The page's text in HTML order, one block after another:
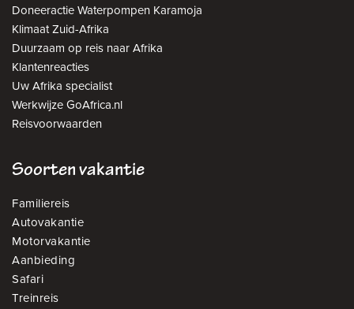
Doneeractie Waterpompen Karamoja
Klimaat Zuid-Afrika
Duurzaam op reis naar Afrika
Klantenreacties
Uw Afrika specialist
Werkwijze GoAfrica.nl
Reisvoorwaarden
Soorten vakantie
Familiereis
Autovakantie
Motorvakantie
Aanbieding
Safari
Treinreis